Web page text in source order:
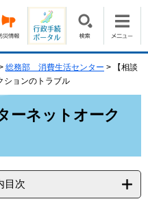
総務部 消費生活センター >
【相談
ョンのトラブル
ーネットオーク
目次